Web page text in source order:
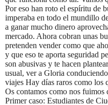
Por eso han roto el espíritu de
imperaba en todo el mundillo
a ganar mucho dinero
mercado. Ahora cobran unas
pretenden vender como que
y que eso te aporta seguridad
son abusivas y te hacen
usual, ver a Gloria
viajes Hay días raros como los
Os contamos como nos
Primer caso: Estudiantes de